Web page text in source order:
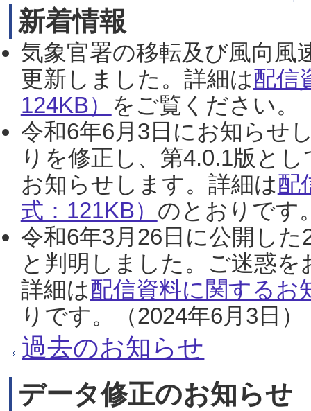
新着情報
気象官署の移転及び風向風
更新しました。詳細は配信
124KB） をご覧ください。
令和6年6月3日にお知らせ
りを修正し、第4.0.1版と
お知らせします。詳細は配
式：121KB） のとおりです
令和6年3月26日に公開し
と判明しました。ご迷惑
詳細は配信資料に関するお
りです。（2024年6月3日）
過去のお知らせ
データ修正のお知らせ